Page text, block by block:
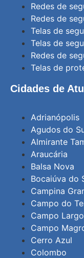
Redes de
Redes de
Telas de
Telas de
Redes de
Telas de
Cidades de
Adrianópolis
Agudos do
Almirante
Araucária
Balsa Nova
Bocaiúva do
Campina
Campo do
Campo Largo
Campo
Cerro Azul
Colombo